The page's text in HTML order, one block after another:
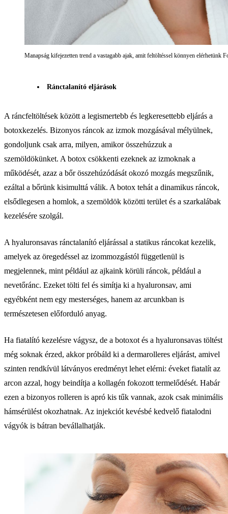
Manapság kifejezetten trend a vastagabb ajak, amit feltöltéssel könnyen elérhetünk
Ránctalanító eljárások
A ráncfeltöltések között a legismertebb és legkeresettebb eljárás a
botoxkezelés. Bizonyos ráncok az izmok mozgásával mélyülnek,
gondoljunk csak arra, milyen, amikor összehúzzuk a
szemöldökünket. A botox csökkenti ezeknek az izmoknak a
működését, azaz a bőr összehúzódását okozó mozgás megszűnik,
ezáltal a bőrünk kisimulttá válik. A botox tehát a dinamikus ráncok,
elsődlegesen a homlok, a szemöldök közötti terület és a szarkalábak
kezelésére szolgál.
A hyaluronsavas ránctalanító eljárással a statikus ráncokat kezelik,
amelyek az öregedéssel az izommozgástól függetlenül is
megjelennek, mint például az ajkaink körüli ráncok, például a
nevetőránc. Ezeket tölti fel és simítja ki a hyaluronsav, ami
egyébként nem egy mesterséges, hanem az arcunkban is
természetesen előforduló anyag.
Ha fiatalító kezelésre vágysz, de a botoxot és a hyaluronsavas töltést
még soknak érzed, akkor próbáld ki a dermarolleres eljárást, amivel
szinten rendkívül látványos eredményt lehet elérni: éveket fiatalít az
arcon azzal, hogy beindítja a kollagén fokozott termelődését. Habár
ezen a bizonyos rolleren is apró kis tűk vannak, azok csak minimális
hámsérülést okozhatnak. Az injekciót kevésbé kedvelő fiatalodni
vágyók is bátran bevállalhatják.